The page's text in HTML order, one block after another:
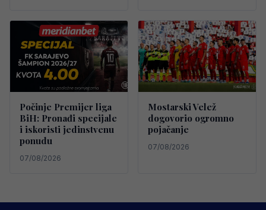
Počinje Premijer liga
BiH: Pronađi specijale
i iskoristi jedinstvenu
ponudu
07/08/2026
Mostarski Velež
dogovorio ogromno
pojačanje
07/08/2026